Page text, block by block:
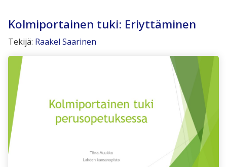
Kolmiportainen tuki: Eriyttäminen
Tekijä: Raakel Saarinen